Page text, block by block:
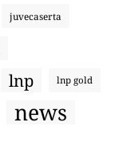
juvecaserta
lnp lnp gold
news